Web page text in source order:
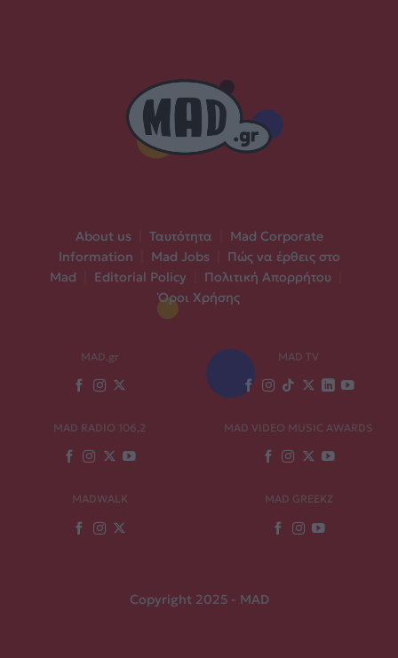
About us Ταυτότητα
Mad Corporate
Information
Mad Jobs
Πώς να έρθεις στο
Mad
Editorial Policy Πολιτική Απορρήτου
Όροι Χρήσης
MAD.gr MAD TV
MAD RADIO 106,2 MAD VIDEO MUSIC AWARDS
MADWALK MAD GREEKZ
Copyright 2025 - MAD